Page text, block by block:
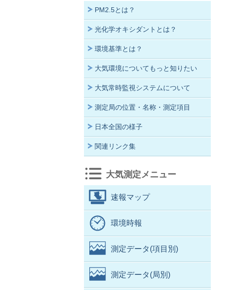
PM2.5とは？
光化学オキシダントとは？
環境基準とは？
大気環境についてもっと知りたい
大気常時監視システムについて
測定局の位置・名称・測定項目
日本全国の様子
関連リンク集
大気測定メニュー
速報マップ
環境時報
測定データ(項目別)
測定データ(局別)